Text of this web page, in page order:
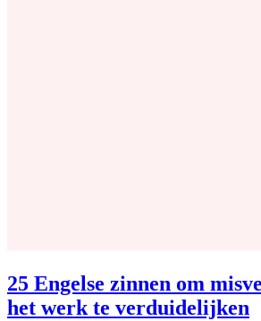
25 Engelse zinnen om
het werk te verduidelijken